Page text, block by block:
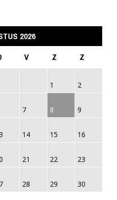
2026
V Z Z
1 2
7 8 9
14 15 16
21 22 23
28 29 30